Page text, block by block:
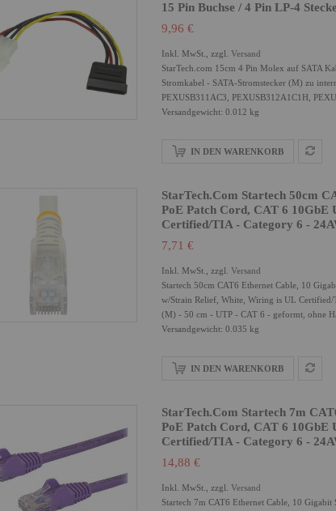
15 Pin Buchse / 4 Pin LP-4
9,96 €
Inkl. MwSt., zzgl. Versand
StarTech.com 15cm 4 Pin Molex auf SATA
Stromkabel - SATA-Stromstecker (M) zu
PEXUSB311AC3, PEXUSB312A1C1H,
Versandgewicht: 0.012 kg
IN DEN WARENKORB
StarTech.com Startech 50cm
PoE Patch Cord, CAT 6
Certified/TIA - Category 6 -
7,71 €
Inkl. MwSt., zzgl. Versand
Startech 50cm CAT6 Ethernet Cable, 10
w/Strain Relief, White, Wiring is UL
(M) - 50 cm - UTP - CAT 6 - geformt, ohne
Versandgewicht: 0.035 kg
IN DEN WARENKORB
StarTech.com Startech 7m
PoE Patch Cord, CAT 6
Certified/TIA - Category 6 -
14,88 €
Inkl. MwSt., zzgl. Versand
Startech 7m CAT6 Ethernet Cable, 10